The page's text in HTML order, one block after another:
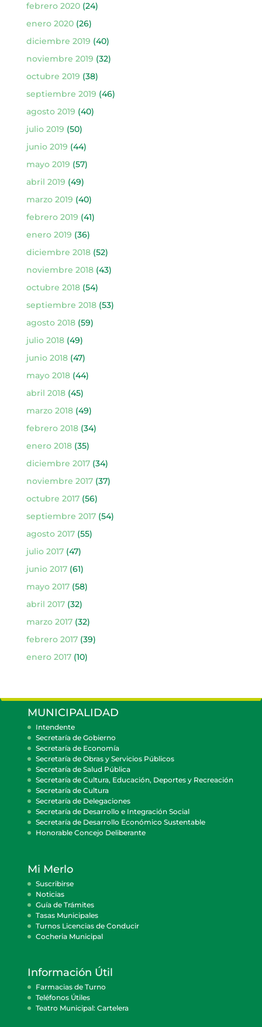
febrero 2020(24)
enero 2020(26)
diciembre 2019 (40)
noviembre 2019 (32)
octubre 2019 (38)
septiembre 2019 (46)
agosto 2019 (40)
julio 2019 (50)
junio 2019 (44)
mayo 2019 (57)
abril 2019 (49)
marzo 2019 (40)
febrero 2019 (41)
enero 2019 (36)
diciembre 2018(52)
noviembre 2018(43)
octubre 2018(54)
septiembre 2018(53)
agosto 2018(59)
julio 2018(49)
junio 2018(47)
mayo 2018(44)
abril 2018(45)
marzo 2018(49)
febrero 2018(34)
enero 2018(35)
diciembre 2017(34)
noviembre 2017(37)
octubre 2017(56)
septiembre 2017(54)
agosto 2017(55)
julio 2017(47)
junio 2017(61)
mayo 2017(58)
abril 2017(32)
marzo 2017(32)
febrero 2017(39)
enero 2017(10)
MUNICIPALIDAD
Intendente
Secretaría de Gobierno
Secretaría de Economía
Secretaría de Obras y Servicios Públicos
Secretaría de Salud Pública
Secretaría de Cultura, Educación, Deportes y Recreación
Secretaría de Cultura
Secretaría de Delegaciones
Secretaría de Desarrollo e Integración Social
Secretaría de Desarrollo Económico Sustentable
Honorable Concejo Deliberante
Mi Merlo
Suscribirse
Noticias
Guía de Trámites
Tasas Municipales
Turnos Licencias de Conducir
Cocheria Municipal
Información Útil
Farmacias de Turno
Teléfonos Útiles
Teatro Municipal: Cartelera